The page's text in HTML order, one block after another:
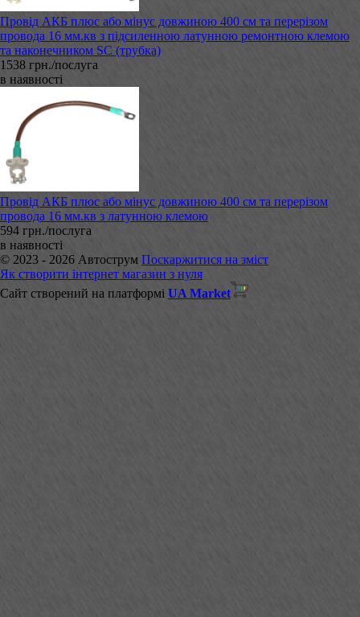
Провід АКБ плюс або мінус довжиною 400 см та перерізом
провода 16 мм.кв з підсиленною латунною ремонтною клемою
та наконечником SC (трубка)
1538 грн./послуга
в наявності
Провід АКБ плюс або мінус довжиною 400 см та перерізом
провода 16 мм.кв з латунною клемою
594 грн./послуга
в наявності
© 2023 - 2026 Автострум Поскаржитися на зміст
Як створити інтернет магазин з нуля
Сайт створений на платформі UA Market